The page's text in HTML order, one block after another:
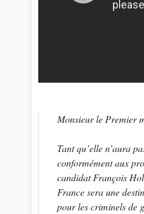
Monsieur le Premier
Tant qu’elle n’aura
conformément aux
candidat François
France sera une
pour les criminels de